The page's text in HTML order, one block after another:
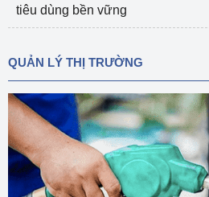
tiêu dùng bền vững
QUẢN LÝ THỊ TRƯỜNG